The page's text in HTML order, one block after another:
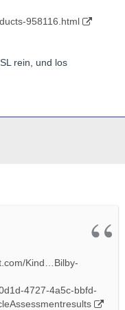
958116.html
rein, und los
Kind…Bilby-
4727-4a5c-bbfd-